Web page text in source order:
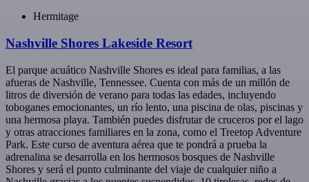
Hermitage
Nashville Shores Lakeside Resort
El parque acuático Nashville Shores es ideal para familias, a las
afueras de Nashville, Tennessee. Cuenta con más de un millón de
litros de diversión de verano para todas las edades, incluyendo
toboganes emocionantes, un río lento, una piscina de olas, piscinas y
una hermosa playa. También puedes disfrutar de cruceros por el lago
y otras atracciones familiares en la zona, como el Treetop Adventure
Park. Este curso de aventura aérea que te pondrá a prueba la
adrenalina se desarrolla en los hermosos bosques de Nashville
Shores y será el punto culminante del viaje de cualquier niño a